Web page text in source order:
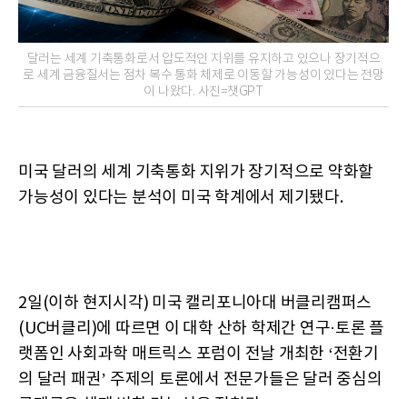
달러는 세계 기축통화로서 압도적인 지위를 유지하고 있으나 장기적으
로 세계 금융질서는 점차 복수 통화 체제로 이동할 가능성이 있다는 전망
이 나왔다. 사진=챗GPT
미국 달러의 세계 기축통화 지위가 장기적으로 약화할
가능성이 있다는 분석이 미국 학계에서 제기됐다.
2일(이하 현지시각) 미국 캘리포니아대 버클리캠퍼스
(UC버클리)에 따르면 이 대학 산하 학제간 연구·토론 플
랫폼인 사회과학 매트릭스 포럼이 전날 개최한 ‘전환기
의 달러 패권’ 주제의 토론에서 전문가들은 달러 중심의